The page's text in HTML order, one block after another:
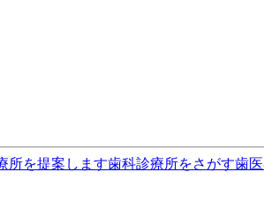
所を提案します歯科診療所をさがす歯